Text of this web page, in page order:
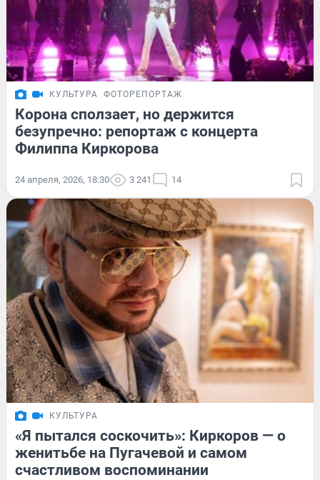
КУЛЬТУРА ФОТОРЕПОРТАЖ
Корона сползает, но держится
безупречно: репортаж с концерта
Филиппа Киркорова
24 апреля, 2026, 18:30 3 241 14
КУЛЬТУРА
«Я пытался соскочить»: Киркоров — о
женитьбе на Пугачевой и самом
счастливом воспоминании